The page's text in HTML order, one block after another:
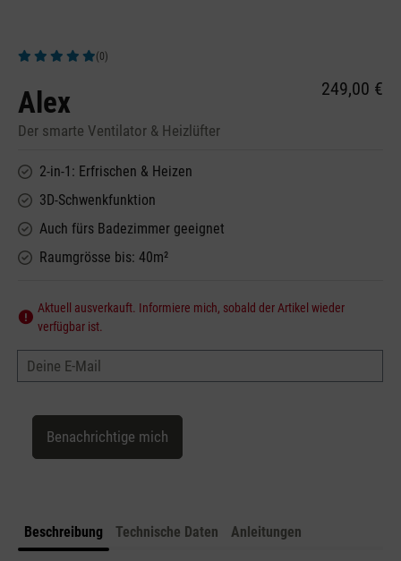
(0)
Alex
Der smarte Ventilator & Heizlüfter
249,00 €
2-in-1: Erfrischen & Heizen
3D-Schwenkfunktion
Auch fürs Badezimmer geeignet
Raumgrösse bis: 40m²
Aktuell ausverkauft. Informiere mich, sobald der Artikel wieder
verfügbar ist.
Deine E-Mail
Benachrichtige mich
Beschreibung Technische Daten Anleitungen